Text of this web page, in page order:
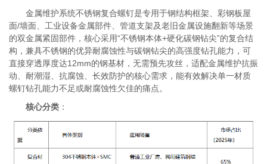
金属维护系统不锈钢复合螺钉是专用于钢结构框架、彩钢板屋
面/墙面、工业设备金属部件、管道支架及老旧金属设施翻新等场景
的双金属紧固部件，核心采用“不锈钢本体+硬化碳钢钻尖”的复合结
构，兼具不锈钢的优异耐腐蚀性与碳钢钻尖的高强度钻孔能力，可
直接穿透厚度达12mm的钢基材，无需预先攻丝，适配金属维护抗振
动、耐潮湿、抗腐蚀、长效防护的核心需求，能有效解决单一材质
螺钉钻孔能力不足或耐腐蚀性欠佳的痛点。
核心分类 ：